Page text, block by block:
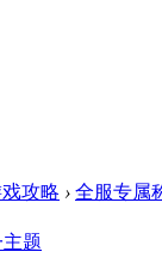
攻略 › 全服专属